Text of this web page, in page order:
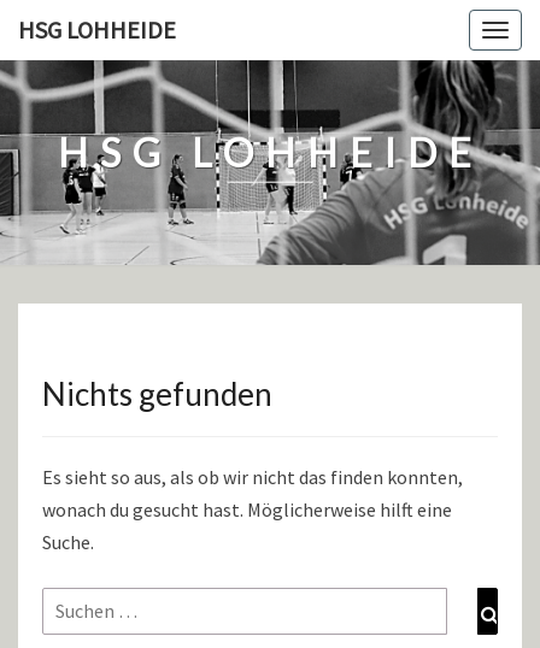
content
HSG LOHHEIDE
HSG LOHHEIDE
Nichts
Nichts gefunden
Es sieht so aus, als ob wir nicht das finden konnten,
wonach du gesucht hast. Möglicherweise hilft eine
Suche.
Suche
nach: